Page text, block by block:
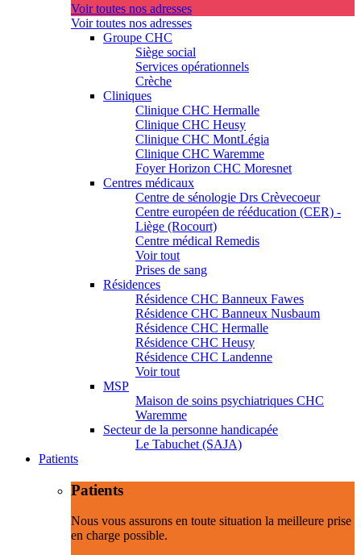
Voir toutes nos adresses
Voir toutes nos adresses
Groupe CHC
Siège social
Services opérationnels
Crèche
Cliniques
Clinique CHC Hermalle
Clinique CHC Heusy
Clinique CHC MontLégia
Clinique CHC Waremme
Foyer Horizon CHC Moresnet
Centres médicaux
Centre de sénologie Drs Crèvecoeur
Centre européen de rééducation (CER) -
Liège (Rocourt)
Centre médical Remedis
Voir tout
Prises de sang
Résidences
Résidence CHC Banneux Fawes
Résidence CHC Banneux Nusbaum
Résidence CHC Hermalle
Résidence CHC Heusy
Résidence CHC Landenne
Voir tout
MSP
Maison de soins psychiatriques CHC
Waremme
Secteur de la personne handicapée
Le Tabuchet (SAJA)
Patients
Patients
Nous vous assurons en toute situation la meilleure prise
en charge possible.